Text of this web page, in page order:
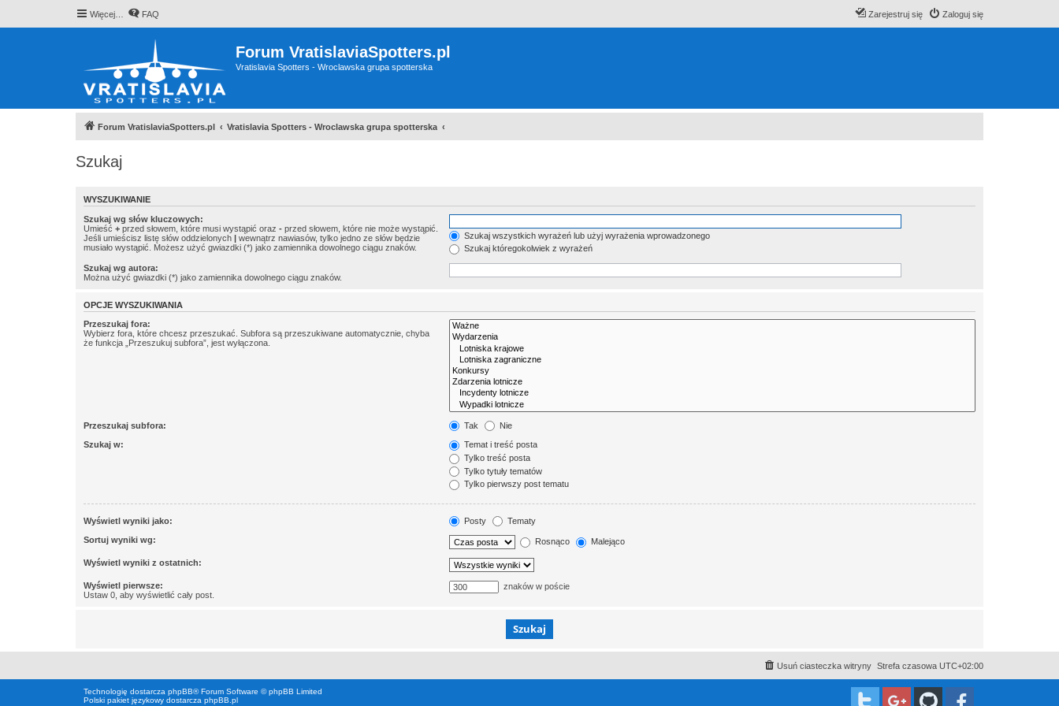
Więcej… FAQ Zaloguj się
Zarejestruj się
Forum VratislaviaSpotters.pl
Vratislavia Spotters - Wroclawska grupa spotterska
Forum VratislaviaSpotters.pl Vratislavia Spotters - Wroclawska grupa spotterska
Szukaj
WYSZUKIWANIE
Szukaj wg słów kluczowych:
Umieść + przed słowem, które musi wystąpić oraz - przed słowem, które nie może wystąpić.
Jeśli umieścisz listę słów oddzielonych | wewnątrz nawiasów, tylko jedno ze słów będzie
musiało wystąpić. Możesz użyć gwiazdki (*) jako zamiennika dowolnego ciągu znaków.
Szukaj wszystkich wyrażeń lub użyj wyrażenia wprowadzonego
Szukaj któregokolwiek z wyrażeń
Szukaj wg autora:
Można użyć gwiazdki (*) jako zamiennika dowolnego ciągu znaków.
OPCJE WYSZUKIWANIA
Przeszukaj fora:
Wybierz fora, które chcesz przeszukać. Subfora są przeszukiwane automatycznie, chyba
że funkcja „Przeszukuj subfora”, jest wyłączona.
Przeszukaj subfora: Tak Nie
Szukaj w:
Temat i treść posta
Tylko treść posta
Tylko tytuły tematów
Tylko pierwszy post tematu
Wyświetl wyniki jako: Posty Tematy
Sortuj wyniki wg: Rosnąco Malejąco
Wyświetl wyniki z ostatnich:
Wyświetl pierwsze:
Ustaw 0, aby wyświetlić cały post.
znaków w poście
Strefa czasowa UTC+02:00
Usuń ciasteczka witryny
Technologię dostarcza phpBB® Forum Software © phpBB Limited
Polski pakiet językowy dostarcza phpBB.pl